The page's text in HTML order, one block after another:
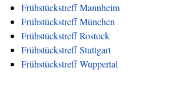
Frühstückstreff Mannheim
Frühstückstreff München
Frühstückstreff Rostock
Frühstückstreff Stuttgart
Frühstückstreff Wuppertal